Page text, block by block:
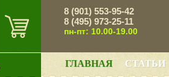
8 (901) 553-95-42
8 (495) 973-25-11
пн-пт: 10.00-19.00
ГЛАВНАЯ СТАТЬИ